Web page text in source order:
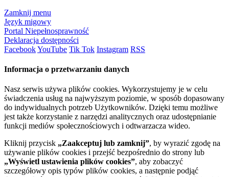
Zamknij menu
Język migowy
Portal Niepełnosprawność
Deklaracja dostępności
FacebookYouTube Tik Tok Instagram RSS
Informacja o przetwarzaniu danych
Nasz serwis używa plików cookies. Wykorzystujemy je w celu
świadczenia usług na najwyższym poziomie, w sposób dopasowany
do indywidualnych potrzeb Użytkowników. Dzięki temu możliwe
jest także korzystanie z narzędzi analitycznych oraz udostępnianie
funkcji mediów społecznościowych i odtwarzacza wideo.
Kliknij przycisk „Zaakceptuj lub zamknij”, by wyrazić zgodę na
używanie plików cookies i przejść bezpośrednio do strony lub
„Wyświetl ustawienia plików cookies”, aby zobaczyć
szczegółowy opis typów plików cookies, a następnie podjąć